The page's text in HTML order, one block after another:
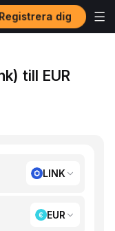
Registrera dig
till EUR
LINK
EUR